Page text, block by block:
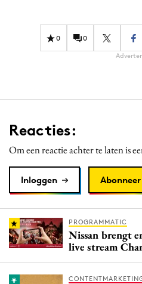
Merkstrategie0 0
Reacties:
Om een reactie achter te laten is
Inloggen
PROGRAMMATIC
Nissan brengt
live stream